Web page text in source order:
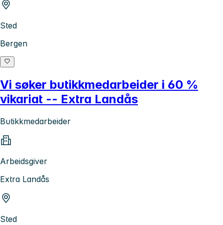
Sted
Bergen
Vi søker butikkmedarbeider i 60 %
vikariat -- Extra Landås
Butikkmedarbeider
Arbeidsgiver
Extra Landås
Sted